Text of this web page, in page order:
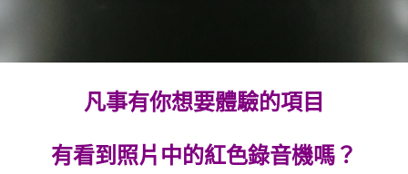
凡事有你想要體驗的項目
有看到照片中的紅色錄音機嗎？